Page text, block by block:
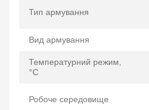
Тип армування
Вид армування
Температурний режим,
°C
Робоче середовище